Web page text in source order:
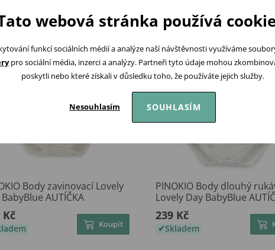
Body zavinovací Lovely
AUTÍČKA
Kč
Koupit
PINOKIO Body dlouhý
Lovely Day BabyBlue
239 Kč
Skladem
webová stránka používá
funkcí sociálních médií a analýze naší návštěvnosti využíváme
pro sociální média, inzerci a analýzy. Partneři tyto údaje mohou
poskytli nebo které získali v důsledku toho, že používáte jejich služby.
Nesouhlasím SOUHLASÍM